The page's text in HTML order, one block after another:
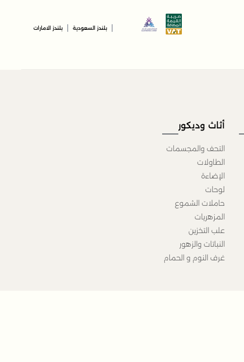
بلندز السعودية بلندز الامارات
أثاث وديكور
التحف والمجسمات
الطاولات
الإضاءة
لوحات
حاملات الشموع
المزهريات
علب التخزين
النباتات والزهور
غرف النوم و الحمام